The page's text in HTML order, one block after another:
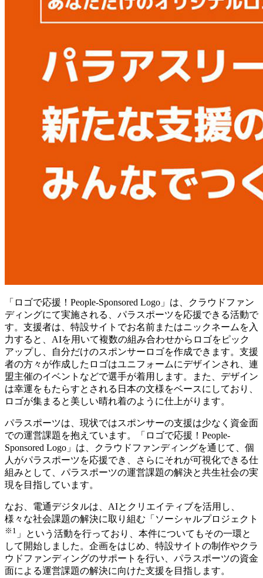
「ロゴで応援！People-Sponsored Logo」は、クラウドファン
ディングにて実施される、パラスポーツを応援できる活動で
す。支援者は、特設サイトでお名前またはニックネームを入
力すると、AIを用いて複数の組み合わせからロゴをピック
アップし、自分だけのスポンサーロゴを作成できます。支援
者の方々が作成したロゴはユニフォームにデザインされ、連
盟主催のイベントなどで選手が着用します。また、デザイン
は幸運をもたらすとされる日本の文様をベースにしており、
ロゴが集まると美しい晴れ着のように仕上がります。
パラスポーツは、現状ではスポンサーの支援は少なく資金面
での運営課題を抱えています。「ロゴで応援！People-
Sponsored Logo」は、クラウドファンディングを通じて、個
人がパラスポーツを応援でき、さらにそれが可視化できる仕
組みとして、パラスポーツの運営課題の解決と共生社会の実
現を目指しています。
なお、電通デジタルは、AIとクリエイティブを活用し、
様々な社会課題の解決に取り組む「ソーシャルプロジェクト
※1 」という活動を行っており、本件についてもその一環と
して開始しました。企画をはじめ、特設サイトの制作やクラ
ウドファンディングのサポートを行い、パラスポーツの資金
面による運営課題の解決に向けた支援を目指します。